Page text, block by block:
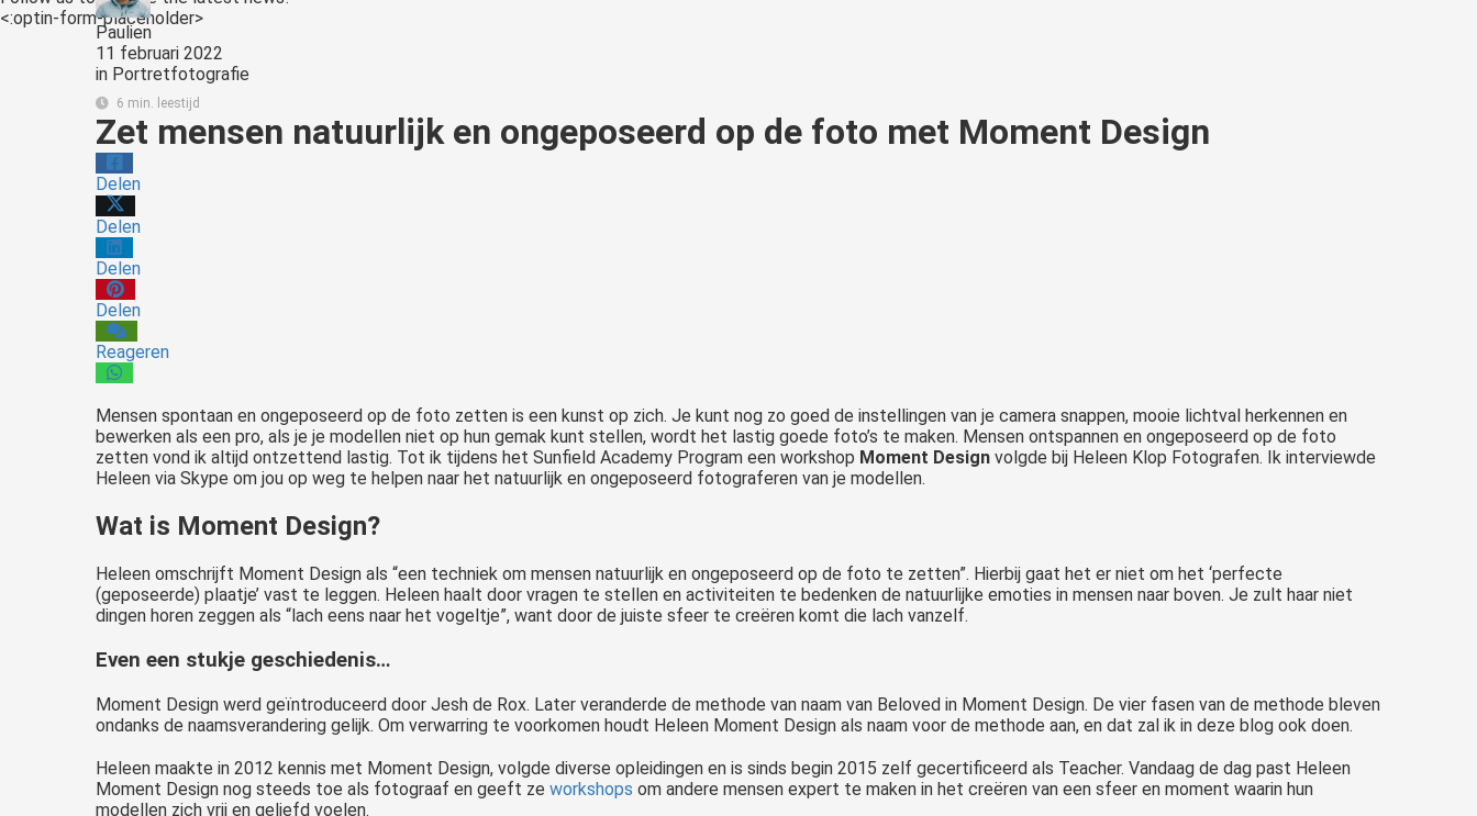
<:optin-form-placeholder>
Paulien
11 februari 2022
in Portretfotografie
6 min. leestijd
Zet mensen natuurlijk en ongeposeerd op de foto met Moment Design
Delen
Delen
Delen
Delen
Reageren
Mensen spontaan en ongeposeerd op de foto zetten is een kunst op zich. Je kunt nog zo goed de instellingen van je camera snappen, mooie lichtval herkennen en
bewerken als een pro, als je je modellen niet op hun gemak kunt stellen, wordt het lastig goede foto’s te maken. Mensen ontspannen en ongeposeerd op de foto
zetten vond ik altijd ontzettend lastig. Tot ik tijdens het Sunfield Academy Program een workshop Moment Design volgde bij Heleen Klop Fotografen. Ik interviewde
Heleen via Skype om jou op weg te helpen naar het natuurlijk en ongeposeerd fotograferen van je modellen.
Wat is Moment Design?
Heleen omschrijft Moment Design als “een techniek om mensen natuurlijk en ongeposeerd op de foto te zetten”. Hierbij gaat het er niet om het ‘perfecte
(geposeerde) plaatje’ vast te leggen. Heleen haalt door vragen te stellen en activiteiten te bedenken de natuurlijke emoties in mensen naar boven. Je zult haar niet
dingen horen zeggen als “lach eens naar het vogeltje”, want door de juiste sfeer te creëren komt die lach vanzelf.
Even een stukje geschiedenis…
Moment Design werd geïntroduceerd door Jesh de Rox. Later veranderde de methode van naam van Beloved in Moment Design. De vier fasen van de methode bleven
ondanks de naamsverandering gelijk. Om verwarring te voorkomen houdt Heleen Moment Design als naam voor de methode aan, en dat zal ik in deze blog ook doen.
Heleen maakte in 2012 kennis met Moment Design, volgde diverse opleidingen en is sinds begin 2015 zelf gecertificeerd als Teacher. Vandaag de dag past Heleen
Moment Design nog steeds toe als fotograaf en geeft ze workshops om andere mensen expert te maken in het creëren van een sfeer en moment waarin hun
modellen zich vrij en geliefd voelen.